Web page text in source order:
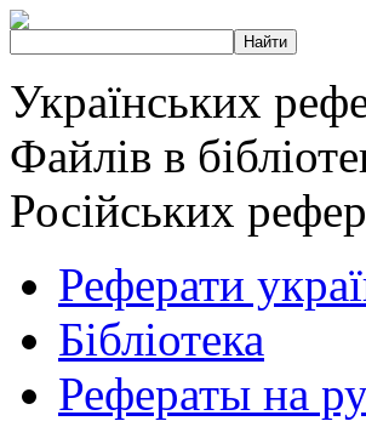
Українських
Файлів в
Російських
Реферати
Бібліотека
Рефераты на